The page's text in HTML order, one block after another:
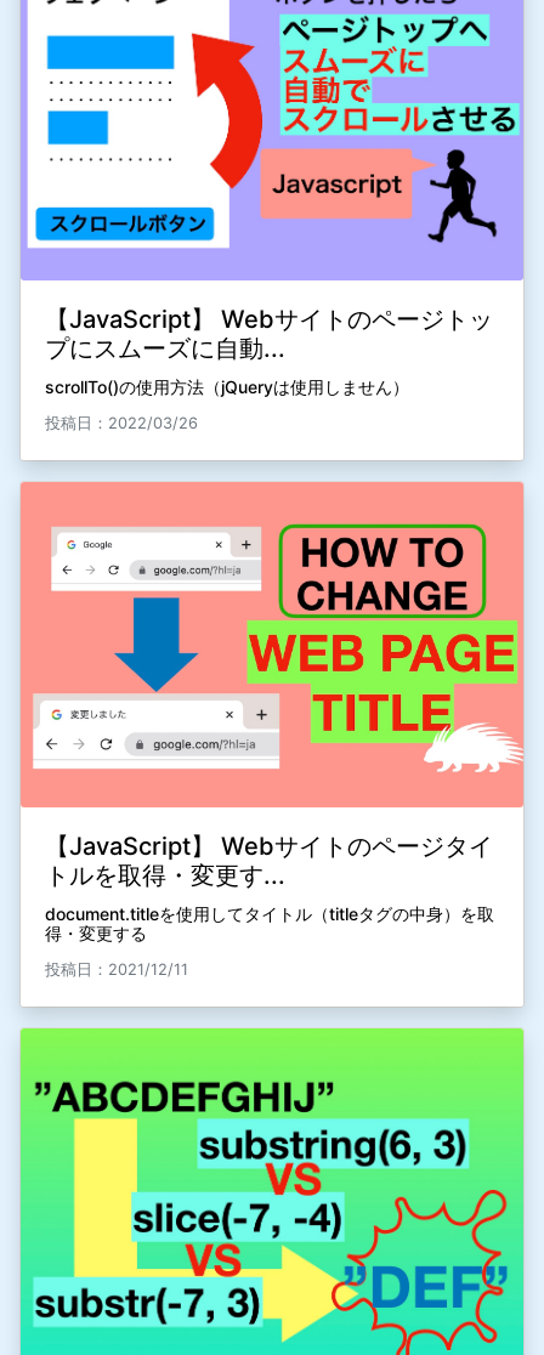
【JavaScript】 Webサイトのページトッ
プにスムーズに自動...
scrollTo()の使用方法（jQueryは使用しません）
投稿日：2022/03/26
【JavaScript】 Webサイトのページタイ
トルを取得・変更す...
document.titleを使用してタイトル（titleタグの中身）を取
得・変更する
投稿日：2021/12/11